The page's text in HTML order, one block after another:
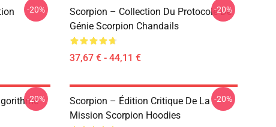
-20%
Scorpion – Collection Du Protocole De
Génie Scorpion Chandails
37,67 € - 44,11 €
-20%
-20%
Scorpion – Édition Critique De La
Mission Scorpion Hoodies
-20%